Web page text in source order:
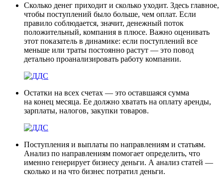
Сколько денег приходит и сколько уходит. Здесь главное,
чтобы поступлений было больше, чем оплат. Если
правило соблюдается, значит, денежный поток
положительный, компания в плюсе. Важно оценивать
этот показатель в динамике: если поступлений все
меньше или траты постоянно растут — это повод
детально проанализировать работу компании.
Остатки на всех счетах — это оставшаяся сумма
на конец месяца. Ее должно хватать на оплату аренды,
зарплаты, налогов, закупки товаров.
Поступления и выплаты по направлениям и статьям.
Анализ по направлениям помогает определить, что
именно генерирует бизнесу деньги. А анализ статей —
сколько и на что бизнес потратил деньги.